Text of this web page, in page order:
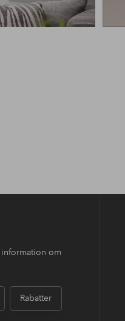
information om
Rabatter